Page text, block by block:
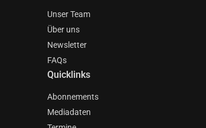
Unser Team
Über uns
Newsletter
FAQs
Quicklinks
Abonnements
Mediadaten